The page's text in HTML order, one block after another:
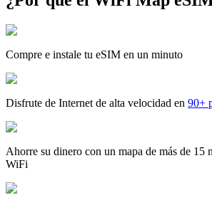
Compre e instale tu eSIM en un minuto
Disfrute de Internet de alta velocidad en 90+
Ahorre su dinero con un mapa de más de 15
WiFi